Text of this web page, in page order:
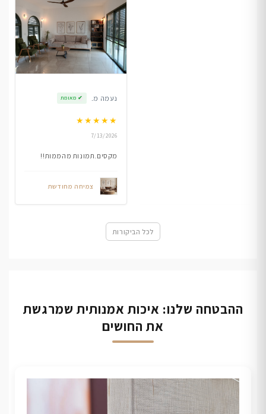
נעמה מ. ✔ מאומת
★★★★★
7/13/2026
מקסים.תמונות מהממות!!
צמיחה מחודשת
לכל הביקורות
ההבטחה שלנו: איכות אמנותית שמרגשת
את החושים